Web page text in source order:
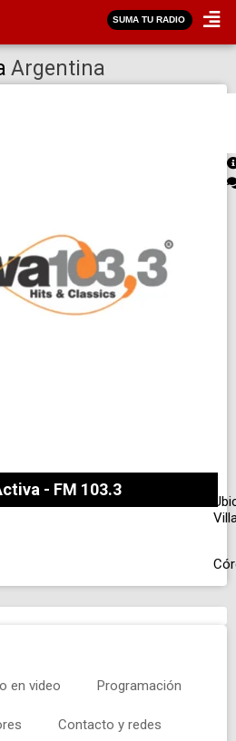
SUMA TU RADIO
Argentina
- FM 103.3
en video Programación
Contacto y redes